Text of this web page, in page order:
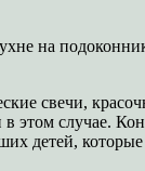
на
свечи,
этом случае.
детей, которые